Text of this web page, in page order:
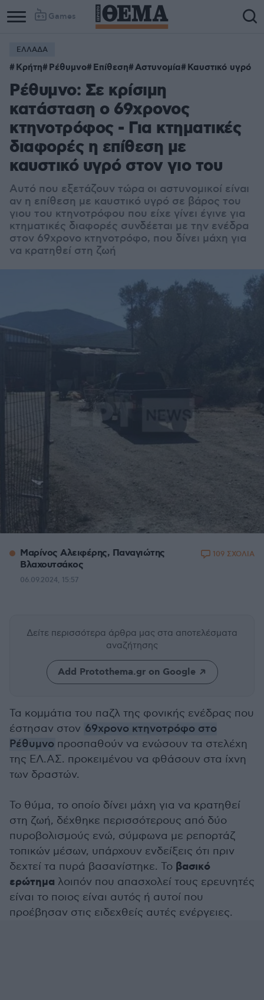
Games
ΕΛΛΑΔΑ
Κρήτη Ρέθυμνο Επίθεση Αστυνομία Καυστικό υγρό
Ρέθυμνο: Σε κρίσιμη
κατάσταση ο 69χρονος
κτηνοτρόφος - Για κτηματικές
διαφορές η επίθεση με
καυστικό υγρό στον γιο του
Αυτό που εξετάζουν τώρα οι αστυνομικοί είναι
αν η επίθεση με καυστικό υγρό σε βάρος του
γιου του κτηνοτρόφου που είχε γίνει έγινε για
κτηματικές διαφορές συνδέεται με την ενέδρα
στον 69χρονο κτηνοτρόφο, που δίνει μάχη για
να κρατηθεί στη ζωή
Μαρίνος Αλειφέρης, Παναγιώτης
Βλαχουτσάκος
06.09.2024, 15:57
109 ΣΧΟΛΙΑ
Δείτε περισσότερα άρθρα μας στα αποτελέσματα
αναζήτησης
Add Protothema.gr on Google
Τα κομμάτια του παζλ της φονικής ενέδρας που
έστησαν στον 69χρονο κτηνοτρόφο στο
Ρέθυμνο προσπαθούν να ενώσουν τα στελέχη
της ΕΛ.ΑΣ. προκειμένου να φθάσουν στα ίχνη
των δραστών.
Το θύμα, το οποίο δίνει μάχη για να κρατηθεί
στη ζωή, δέχθηκε περισσότερους από δύο
πυροβολισμούς ενώ, σύμφωνα με ρεπορτάζ
τοπικών μέσων, υπάρχουν ενδείξεις ότι πριν
δεχτεί τα πυρά βασανίστηκε. Το βασικό
ερώτημα λοιπόν που απασχολεί τους ερευνητές
είναι το ποιος είναι αυτός ή αυτοί που
προέβησαν στις ειδεχθείς αυτές ενέργειες.